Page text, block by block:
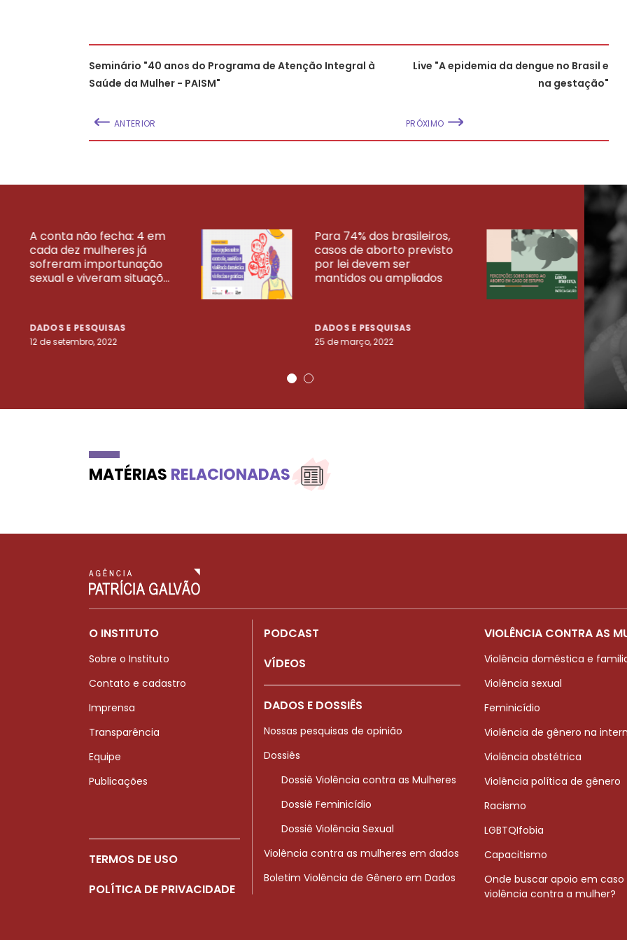
Seminário "40 anos do Programa de Atenção Integral à
Saúde da Mulher - PAISM"
ANTERIOR
Live "A epidemia da dengue no Brasil e
na gestação"
PRÓXIMO
A conta não fecha: 4 em
cada dez mulheres já
sofreram importunação
sexual e viveram situaçõ...
DADOS E PESQUISAS
12 de setembro, 2022
Para 74% dos brasileiros,
casos de aborto previsto
por lei devem ser
mantidos ou ampliados
DADOS E PESQUISAS
25 de março, 2022
23
VEJA MAIS PESQUISAS
MATÉRIAS RELACIONADAS
O INSTITUTO
Sobre o Instituto
Contato e cadastro
Imprensa
Transparência
Equipe
Publicações
TERMOS DE USO
POLÍTICA DE PRIVACIDADE
PODCAST
VÍDEOS
DADOS E DOSSIÊS
Nossas pesquisas de opinião
Dossiês
Dossiê Violência contra as Mulheres
Dossiê Feminicídio
Dossiê Violência Sexual
Violência contra as mulheres em dados
Boletim Violência de Gênero em Dados
VIOLÊNCIA CONTRA AS
Violência doméstica e
Violência sexual
Feminicídio
Violência de gênero na
Violência obstétrica
Violência política de gênero
Racismo
LGBTQIfobia
Capacitismo
Onde buscar apoio em caso
violência contra a mulher?